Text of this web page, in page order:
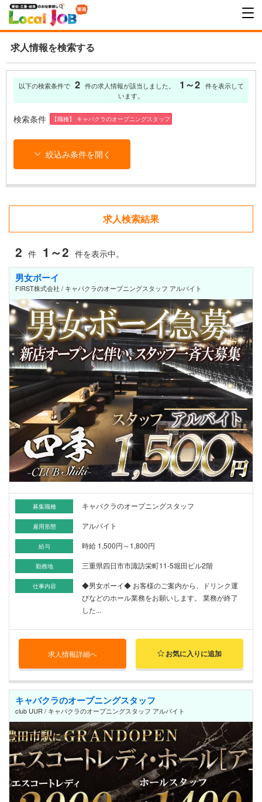
求人情報を検索する
以下の検索条件で 2 件の求人情報が該当しました。 1～2 件を表示して
います。
検索条件 【職種】 キャバクラのオープニングスタッフ
絞込み条件を開く
求人検索結果
2 件 1～2 件を表示中。
男女ボーイ
FIRST株式会社 / キャバクラのオープニングスタッフ アルバイト
募集職種 キャバクラのオープニングスタッフ
雇用形態 アルバイト
給与 時給 1,500円～1,800円
勤務地 三重県四日市市諏訪栄町11-5堀田ビル2階
仕事内容
◆男女ボーイ◆ お客様のご案内から、ドリンク運
びなどのホール業務をお願いします。 業務が終了
した...
求人情報詳細へ お気に入りに追加
キャバクラのオープニングスタッフ
club UUR / キャバクラのオープニングスタッフ アルバイト